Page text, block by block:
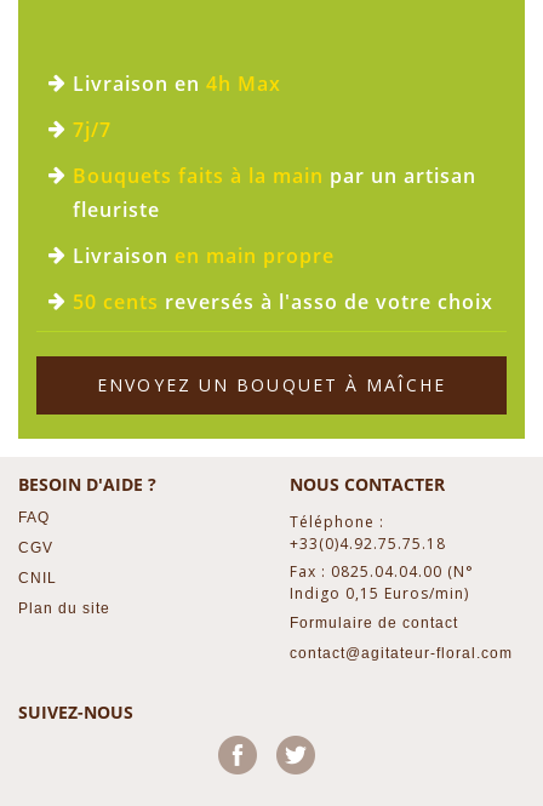
Livraison en 4h Max
7j/7
Bouquets faits à la main par un artisan
fleuriste
Livraison en main propre
50 cents reversés à l'asso de votre choix
ENVOYEZ UN BOUQUET À MAÎCHE
BESOIN D'AIDE ?
FAQ
CGV
CNIL
Plan du site
NOUS CONTACTER
Téléphone :
+33(0)4.92.75.75.18
Fax : 0825.04.04.00 (N°
Indigo 0,15 Euros/min)
Formulaire de contact
contact@agitateur-floral.com
SUIVEZ-NOUS
Facebook